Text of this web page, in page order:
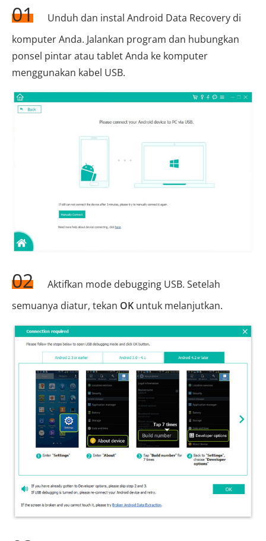
01
Unduh dan instal Android Data Recovery di
komputer Anda. Jalankan program dan hubungkan
ponsel pintar atau tablet Anda ke komputer
menggunakan kabel USB.
02
Aktifkan mode debugging USB. Setelah
semuanya diatur, tekan OK untuk melanjutkan.